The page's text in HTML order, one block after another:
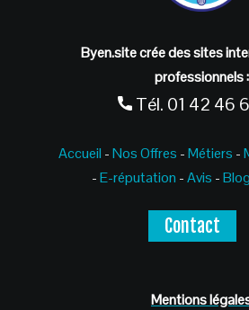
Byen.site crée des sites
professionnels :
Tél. 01 42 46
Accueil -Nos Offres -Métiers -
-E-réputation -Avis -Blog
Contact
Mentions